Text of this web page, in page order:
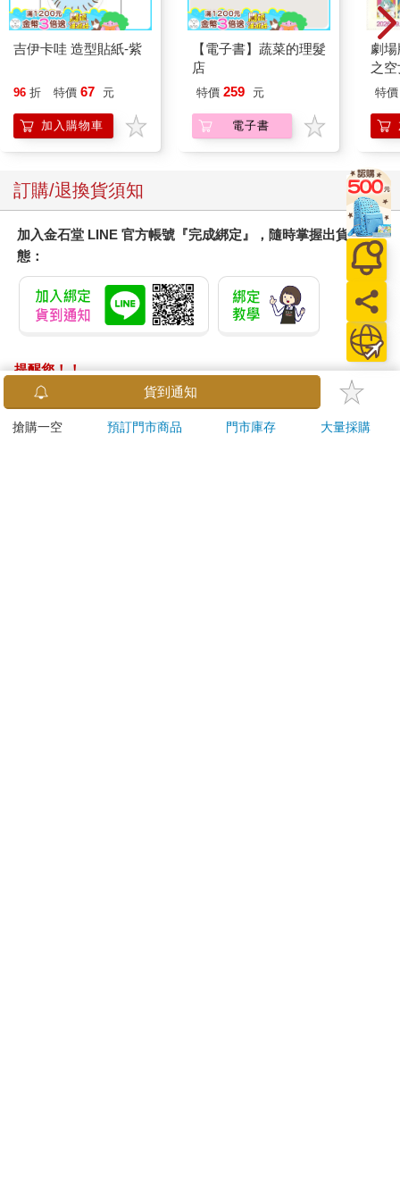
吉伊卡哇 造型貼紙-紫
96 折 特價 67 元
加入購物車
【電子書】蔬菜的理髮
店
特價 259 元
電子書
劇
之
樂
組
特價
訂購/退換貨須知
加入金石堂 LINE 官方帳號『完成綁定』，隨時掌握出貨動
態：
提醒您！！
金石堂及銀行均不會請您操作ATM! 如接獲電話要求您前往
ATM提款機，請不要聽從指示，以免受騙上當！
貨到通知
搶購一空 預訂門市商品 門市庫存 大量採購